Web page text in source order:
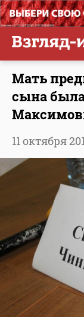
Мать
сына
11 октября